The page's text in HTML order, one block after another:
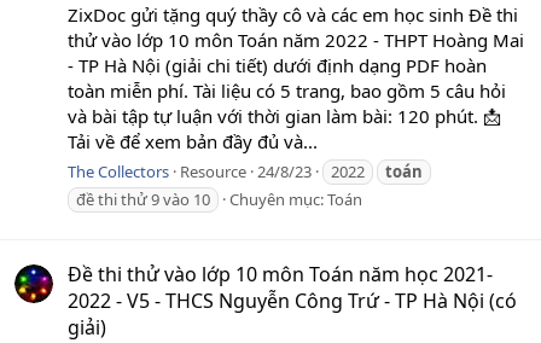
ZixDoc gửi tặng quý thầy cô và các em học sinh Đề thi
thử vào lớp 10 môn Toán năm 2022 - THPT Hoàng Mai
- TP Hà Nội (giải chi tiết) dưới định dạng PDF hoàn
toàn miễn phí. Tài liệu có 5 trang, bao gồm 5 câu hỏi
và bài tập tự luận với thời gian làm bài: 120 phút. 📩
Tải về để xem bản đầy đủ và...
The Collectors Resource 24/8/23 2022
toán
đề thi thử 9 vào 10
Chuyên mục:Toán
Đề thi thử vào lớp 10 môn Toán năm học 2021-
2022 - V5 - THCS Nguyễn Công Trứ - TP Hà Nội (có
giải)